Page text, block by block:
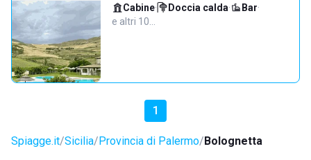
Cabine· Doccia calda· Bar·
e altri 10…
1
Spiagge.it Sicilia Provincia di Palermo Bolognetta